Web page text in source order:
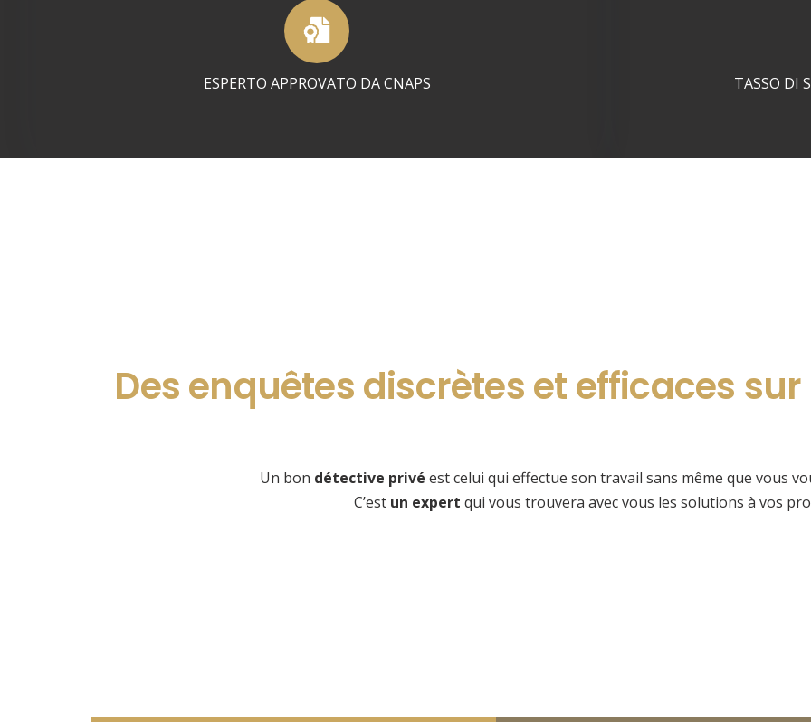
ESPERTO APPROVATO DA CNAPS TASSO DI
Des enquêtes discrètes et efficaces
Un bon détective privé est celui qui effectue son travail sans même que vous
C’est un expert qui vous trouvera avec vous les solutions à vos